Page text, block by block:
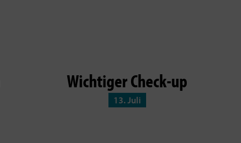
Wichtiger Check-up
13. Juli